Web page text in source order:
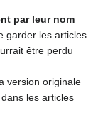
par leur nom
garder les articles
être perdu
version originale
les articles